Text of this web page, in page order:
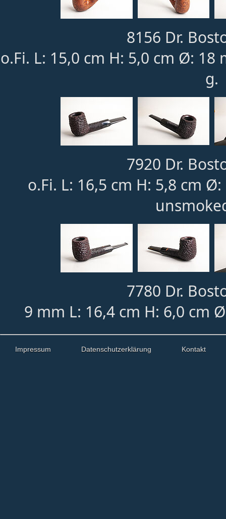
8156 Dr.
o.Fi. L: 15,0 cm H: 5,0 cm Ø:
g.
7920 Dr.
o.Fi. L: 16,5 cm H: 5,8 cm
7780 Dr.
9 mm L: 16,4 cm H: 6,0 cm
Impressum Datenschutzerklärung Kontakt